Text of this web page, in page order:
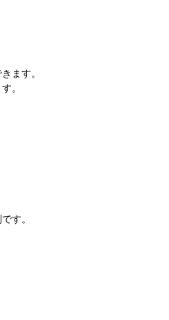
ます。
。
す。